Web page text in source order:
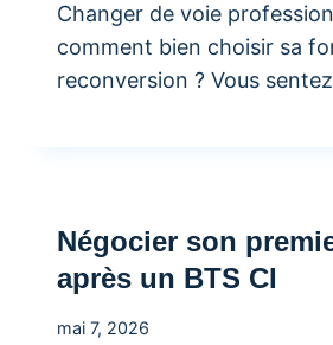
Changer de voie
comment bien choisir sa
reconversion ? Vous
Négocier son
après un BTS CI
mai 7, 2026